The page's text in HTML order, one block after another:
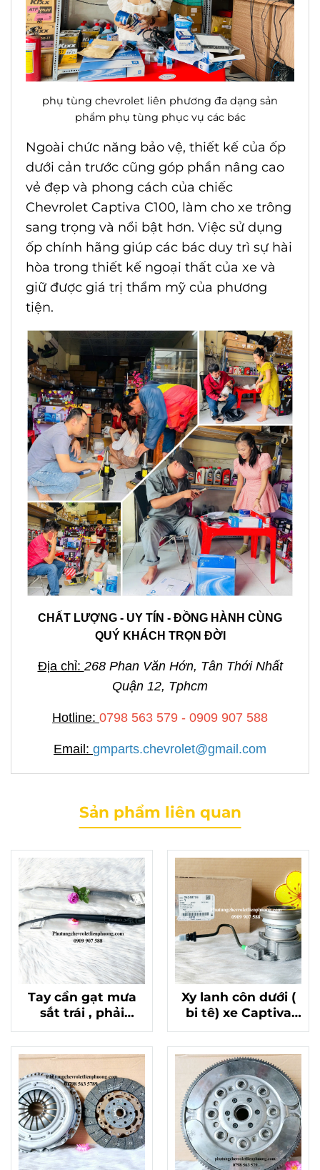
phụ tùng chevrolet liên phương đa dạng sản
phẩm phụ tùng phục vụ các bác
Ngoài chức năng bảo vệ, thiết kế của ốp
dưới cản trước cũng góp phần nâng cao
vẻ đẹp và phong cách của chiếc
Chevrolet Captiva C100, làm cho xe trông
sang trọng và nổi bật hơn. Việc sử dụng
ốp chính hãng giúp các bác duy trì sự hài
hòa trong thiết kế ngoại thất của xe và
giữ được giá trị thẩm mỹ của phương
tiện.
CHẤT LƯỢNG - UY TÍN - ĐỒNG HÀNH CÙNG
QUÝ KHÁCH TRỌN ĐỜI
Địa chỉ: 268 Phan Văn Hớn, Tân Thới Nhất
Quận 12, Tphcm
Hotline: 0798 563 579 - 0909 907 588
Email: gmparts.chevrolet@gmail.com
Sản phẩm liên quan
Tay cần gạt mưa
sắt trái , phải
Chevrolet Captiva
25911767, 25911765
Xy lanh côn dưới (
bi tê) xe Captiva
C140 chính hãng
mã 24248706